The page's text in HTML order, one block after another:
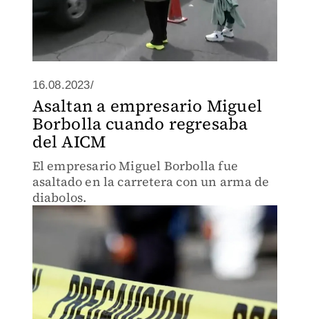
16.08.2023/
Asaltan a empresario Miguel
Borbolla cuando regresaba
del AICM
El empresario Miguel Borbolla fue
asaltado en la carretera con un arma de
diabolos.